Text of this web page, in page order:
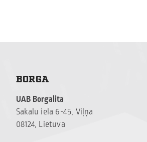
BORGA
UAB Borgalita
Sakalu iela 6-45, Viļņa
08124, Lietuva